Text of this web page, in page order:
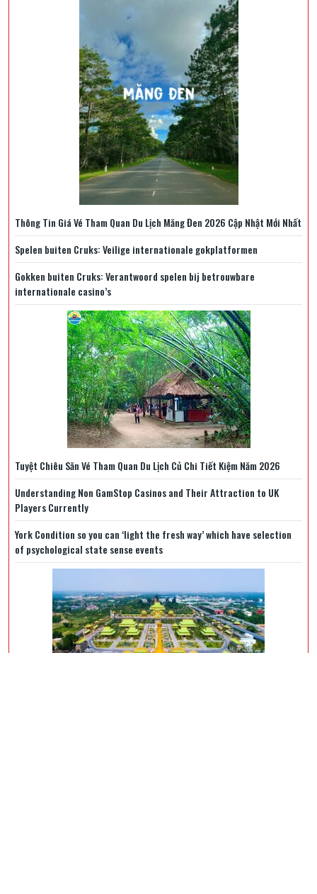
Thông Tin Giá Vé Tham Quan Du Lịch Măng Đen 2026 Cập Nhật Mới Nhất
Spelen buiten Cruks: Veilige internationale gokplatformen
Gokken buiten Cruks: Verantwoord spelen bij betrouwbare
internationale casino’s
Tuyệt Chiêu Săn Vé Tham Quan Du Lịch Củ Chi Tiết Kiệm Năm 2026
Understanding Non GamStop Casinos and Their Attraction to UK
Players Currently
York Condition so you can ‘light the fresh way’ which have selection
of psychological state sense events